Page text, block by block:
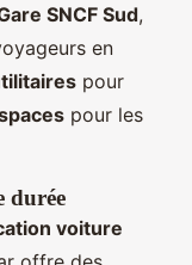
SNCF Sud,
en
pour
pour les
durée
voiture